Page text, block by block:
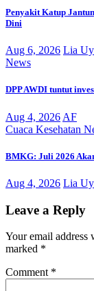
Penyakit Katup
Dini
Aug 6, 2026 Lia
News
DPP AWDI tuntut
Aug 4, 2026 AF
Cuaca Kesehatan
BMKG: Juli 2026
Aug 4, 2026 Lia
Leave a Reply
Your email address
marked *
Comment *